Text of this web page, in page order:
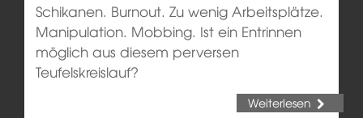
Schikanen. Burnout. Zu wenig Arbeitsplätze.
Manipulation. Mobbing. Ist ein Entrinnen
möglich aus diesem perversen
Teufelskreislauf?
Weiterlesen